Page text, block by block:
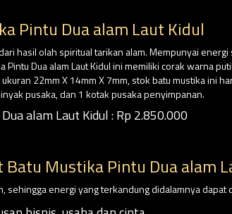
Pintu Dua alam Laut Kidul
hasil olah spiritual tarikan alam. Mempunyai
Pintu Dua alam Laut Kidul ini memiliki corak warna
22mm X 14mm X 7mm, stok batu mustika ini
pusaka, dan 1 kotak pusaka penyimpanan.
alam Laut Kidul : Rp 2.850.000
Mustika Pintu Dua alam
sehingga energi yang terkandung didalamnya dapat